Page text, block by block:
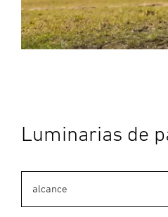
Luminarias de
alcance